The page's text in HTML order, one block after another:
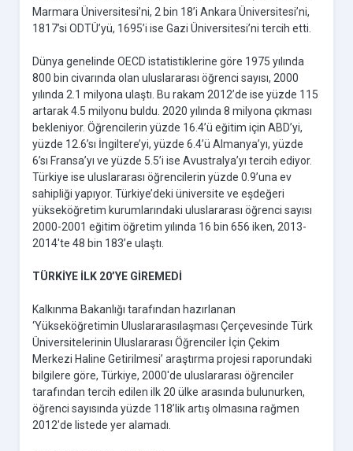
Marmara Üniversitesi’ni, 2 bin 18’i Ankara Üniversitesi’ni,
1817’si ODTÜ’yü, 1695’i ise Gazi Üniversitesi’ni tercih etti.
Dünya genelinde OECD istatistiklerine göre 1975 yılında
800 bin civarında olan uluslararası öğrenci sayısı, 2000
yılında 2.1 milyona ulaştı. Bu rakam 2012’de ise yüzde 115
artarak 4.5 milyonu buldu. 2020 yılında 8 milyona çıkması
bekleniyor. Öğrencilerin yüzde 16.4’ü eğitim için ABD’yi,
yüzde 12.6’sı İngiltere’yi, yüzde 6.4’ü Almanya’yı, yüzde
6’sı Fransa’yı ve yüzde 5.5’i ise Avustralya’yı tercih ediyor.
Türkiye ise uluslararası öğrencilerin yüzde 0.9’una ev
sahipliği yapıyor. Türkiye’deki üniversite ve eşdeğeri
yükseköğretim kurumlarındaki uluslararası öğrenci sayısı
2000-2001 eğitim öğretim yılında 16 bin 656 iken, 2013-
2014'te 48 bin 183’e ulaştı.
TÜRKİYE İLK 20’YE GİREMEDİ
Kalkınma Bakanlığı tarafından hazırlanan
‘Yükseköğretimin Uluslararasılaşması Çerçevesinde Türk
Üniversitelerinin Uluslararası Öğrenciler İçin Çekim
Merkezi Haline Getirilmesi’ araştırma projesi raporundaki
bilgilere göre, Türkiye, 2000'de uluslararası öğrenciler
tarafından tercih edilen ilk 20 ülke arasında bulunurken,
öğrenci sayısında yüzde 118’lik artış olmasına rağmen
2012'de listede yer alamadı.